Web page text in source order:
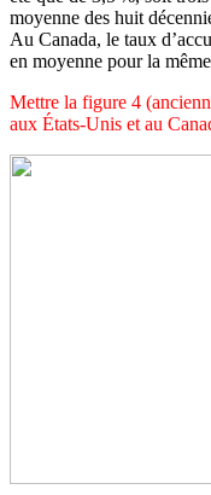
moyenne des huit
Au Canada, le taux
en moyenne pour la
Mettre la figure 4
aux États-Unis et au